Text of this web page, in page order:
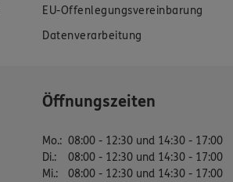
EU-Offenlegungsvereinbarung
Datenverarbeitung
Öffnungszeiten
Mo.: 08:00 - 12:30 und 14:30 - 17:00
Di.:
08:00 - 12:30 und 14:30 - 17:00
Mi.:
08:00 - 12:30 und 14:30 - 17:00